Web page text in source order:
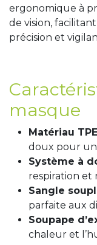
ergonomique à
de vision,
précision et
masque
Matériau
doux pour
Système à
respiration et
Sangle
parfaite aux
Soupape
chaleur et